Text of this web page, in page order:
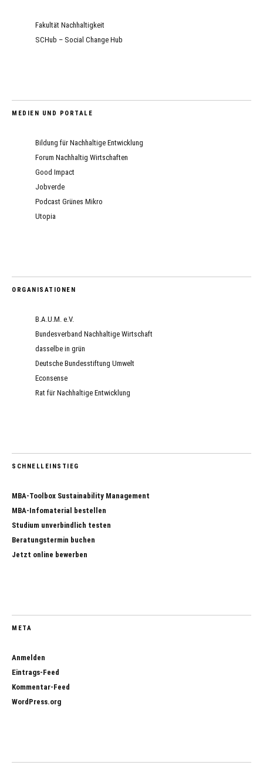
Fakultät Nachhaltigkeit
SCHub – Social Change Hub
MEDIEN UND PORTALE
Bildung für Nachhaltige Entwicklung
Forum Nachhaltig Wirtschaften
Good Impact
Jobverde
Podcast Grünes Mikro
Utopia
ORGANISATIONEN
B.A.U.M. e.V.
Bundesverband Nachhaltige Wirtschaft
dasselbe in grün
Deutsche Bundesstiftung Umwelt
Econsense
Rat für Nachhaltige Entwicklung
SCHNELLEINSTIEG
MBA-Toolbox Sustainability Management
MBA-Infomaterial bestellen
Studium unverbindlich testen
Beratungstermin buchen
Jetzt online bewerben
META
Anmelden
Eintrags-Feed
Kommentar-Feed
WordPress.org